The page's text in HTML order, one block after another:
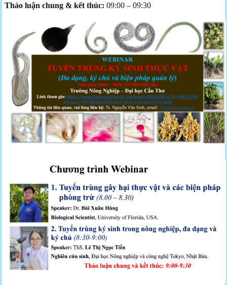
Thảo luận chung & kết thúc: 09:00 – 09:30